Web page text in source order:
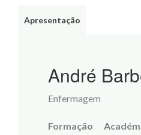
Apresentação
André
Enfermagem
Formação